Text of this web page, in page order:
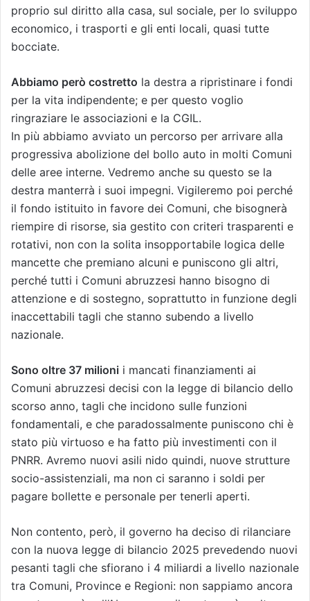
proprio sul diritto alla casa, sul sociale, per lo sviluppo
economico, i trasporti e gli enti locali, quasi tutte
bocciate.
Abbiamo però costretto la destra a ripristinare i fondi
per la vita indipendente; e per questo voglio
ringraziare le associazioni e la CGIL.
In più abbiamo avviato un percorso per arrivare alla
progressiva abolizione del bollo auto in molti Comuni
delle aree interne. Vedremo anche su questo se la
destra manterrà i suoi impegni. Vigileremo poi perché
il fondo istituito in favore dei Comuni, che bisognerà
riempire di risorse, sia gestito con criteri trasparenti e
rotativi, non con la solita insopportabile logica delle
mancette che premiano alcuni e puniscono gli altri,
perché tutti i Comuni abruzzesi hanno bisogno di
attenzione e di sostegno, soprattutto in funzione degli
inaccettabili tagli che stanno subendo a livello
nazionale.
Sono oltre 37 milioni i mancati finanziamenti ai
Comuni abruzzesi decisi con la legge di bilancio dello
scorso anno, tagli che incidono sulle funzioni
fondamentali, e che paradossalmente puniscono chi è
stato più virtuoso e ha fatto più investimenti con il
PNRR. Avremo nuovi asili nido quindi, nuove strutture
socio-assistenziali, ma non ci saranno i soldi per
pagare bollette e personale per tenerli aperti.
Non contento, però, il governo ha deciso di rilanciare
con la nuova legge di bilancio 2025 prevedendo nuovi
pesanti tagli che sfiorano i 4 miliardi a livello nazionale
tra Comuni, Province e Regioni: non sappiamo ancora